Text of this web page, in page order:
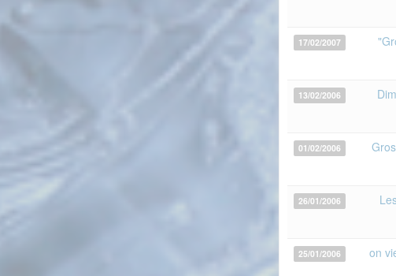
17/02/2007
13/02/2006
01/02/2006
26/01/2006
25/01/2006
on